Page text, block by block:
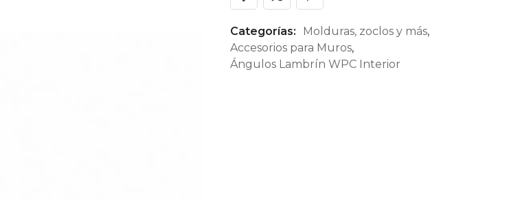
Categorías: Molduras, zoclos y más,
Accesorios para Muros,
Ángulos Lambrín WPC Interior